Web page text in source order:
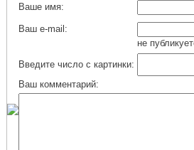
Ваше имя:
Ваш e-mail:
не
Введите число с картинки:
Ваш комментарий: